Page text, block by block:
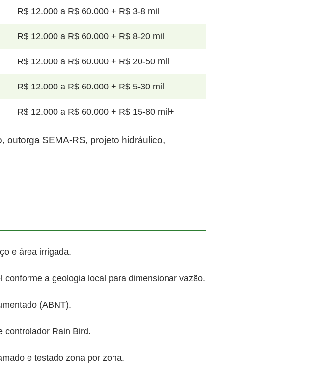
R$ 12.000 a R$ 60.000 + R$ 3-8 mil
R$ 12.000 a R$ 60.000 + R$ 8-20 mil
R$ 12.000 a R$ 60.000 + R$ 20-50 mil
R$ 12.000 a R$ 60.000 + R$ 5-30 mil
R$ 12.000 a R$ 60.000 + R$ 15-80 mil+
outorga SEMA-RS, projeto hidráulico,
e área irrigada.
a geologia local para dimensionar vazão.
(ABNT).
controlador Rain Bird.
e testado zona por zona.